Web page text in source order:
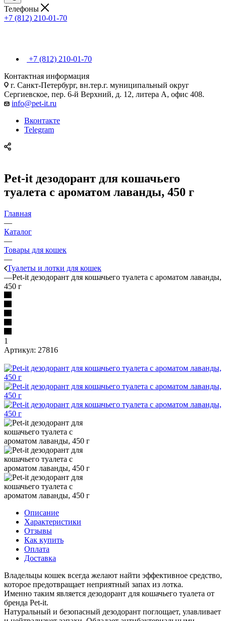
Телефоны
+7 (812) 210-01-70
+7 (812) 210-01-70
Контактная информация
г. Санкт-Петербург, вн.тер.г. муниципальный округ
Сергиевское, пер. 6-й Верхний, д. 12, литера А, офис 408.
info@pet-it.ru
Вконтакте
Telegram
Pet-it дезодорант для кошачьего
туалета с ароматом лаванды, 450 г
Главная
—
Каталог
—
Товары для кошек
—
Туалеты и лотки для кошек
—Pet-it дезодорант для кошачьего туалета с ароматом лаванды,
450 г
1
Артикул: 27816
Описание
Характеристики
Отзывы
Как купить
Оплата
Доставка
Владельцы кошек всегда желают найти эффективное средство,
которое предотвращает неприятный запах из лотка.
Именно таким является дезодорант для кошачьего туалета от
бренда Pet-it.
Натуральный и безопасный дезодорант поглощает, улавливает